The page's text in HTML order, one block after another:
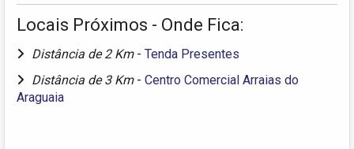
Locais Próximos - Onde Fica:
Distância de 2 Km - Tenda Presentes
Distância de 3 Km - Centro Comercial Arraias do
Araguaia